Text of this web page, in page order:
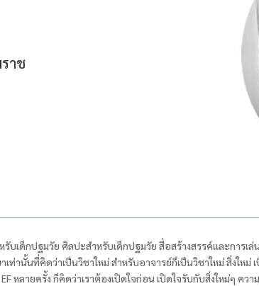
าช
บเด็กปฐมวัย ศิลปะสำหรับเด็กปฐมวัย สื่อสร้างสรรค์และการเ
เท่านั้นที่คิดว่าเป็นวิชาใหม่ สำหรับอาจารย์ก็เป็นวิชาใหม่ สิ่งใ
หลายครั้ง ก็คิดว่าเราต้องเปิดใจก่อน เปิดใจรับกับสิ่งใหม่ๆ ควา